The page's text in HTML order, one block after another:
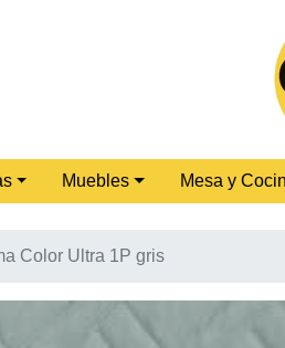
Muebles Mesa y
Color Ultra 1P gris